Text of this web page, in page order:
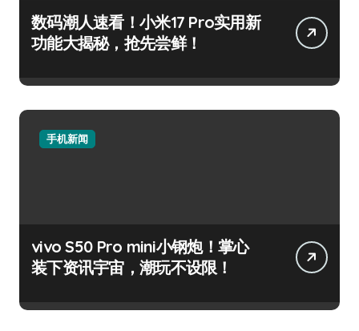
数码潮人速看！小米17 Pro实用新
功能大揭秘，抢先尝鲜！
手机新闻
vivo S50 Pro mini小钢炮！掌心
装下资讯宇宙，潮玩不设限！